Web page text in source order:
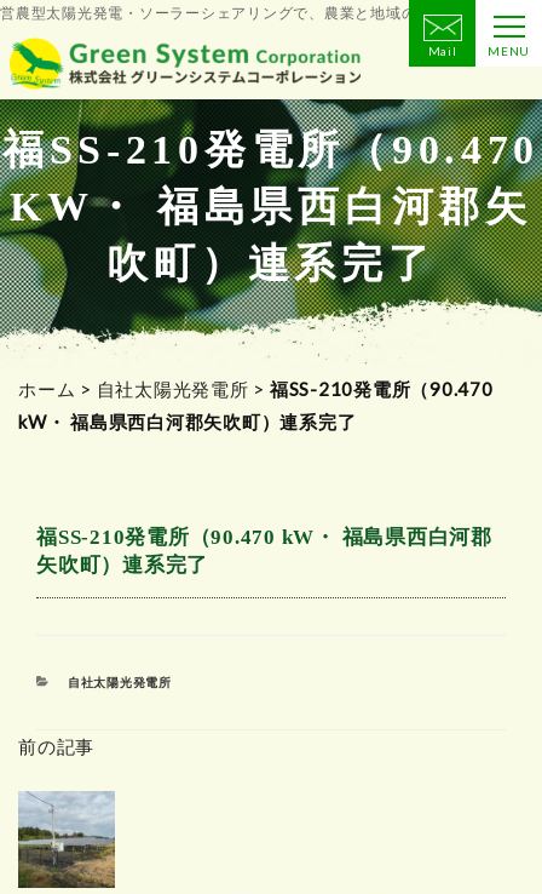
コ
ン
テ
ン
ツ
へ
ス
キ
ッ
プ
営農型太陽光発電・ソーラーシェアリングで、農業と地域の未来をつくる
Mail MENU
福SS-210発電所（90.470
KW・ 福島県西白河郡矢
吹町）連系完了
ホーム > 自社太陽光発電所 > 福SS-210発電所（90.470
kW・ 福島県西白河郡矢吹町）連系完了
福SS-210発電所（90.470 kW・ 福島県西白河郡
矢吹町）連系完了
カ
リ
自社太陽光発電所
前の記事